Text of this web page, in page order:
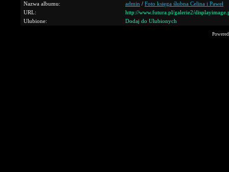
Nazwa albumu:
admin / Foto księga ślubna Celina i Paweł
URL:
http://www.futura.pl/galerie2/
Ulubione:
Dodaj do Ulubionych